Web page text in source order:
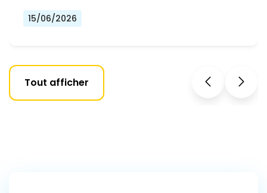
15/06/2026
Tout afficher